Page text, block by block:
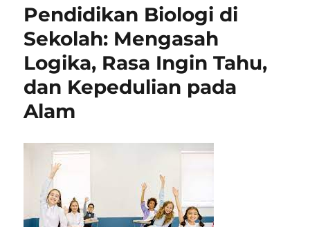
Pendidikan Biologi di
Sekolah: Mengasah
Logika, Rasa Ingin Tahu,
dan Kepedulian pada
Alam